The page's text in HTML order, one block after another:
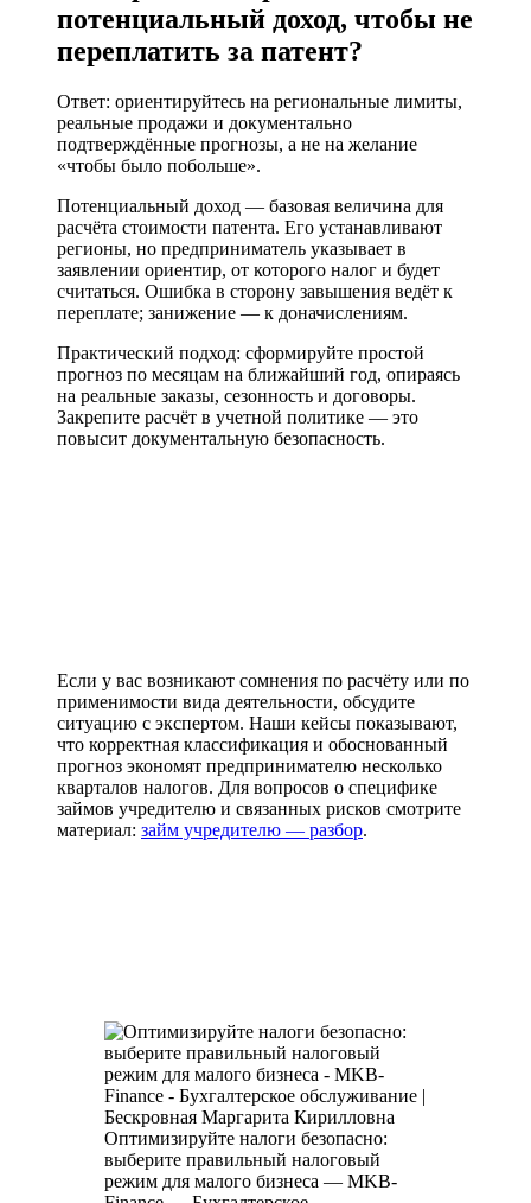
потенциальный доход, чтобы не
переплатить за патент?
Ответ: ориентируйтесь на региональные лимиты,
реальные продажи и документально
подтверждённые прогнозы, а не на желание
«чтобы было побольше».
Потенциальный доход — базовая величина для
расчёта стоимости патента. Его устанавливают
регионы, но предприниматель указывает в
заявлении ориентир, от которого налог и будет
считаться. Ошибка в сторону завышения ведёт к
переплате; занижение — к доначислениям.
Практический подход: сформируйте простой
прогноз по месяцам на ближайший год, опираясь
на реальные заказы, сезонность и договоры.
Закрепите расчёт в учетной политике — это
повысит документальную безопасность.
Если у вас возникают сомнения по расчёту или по
применимости вида деятельности, обсудите
ситуацию с экспертом. Наши кейсы показывают,
что корректная классификация и обоснованный
прогноз экономят предпринимателю несколько
кварталов налогов. Для вопросов о специфике
займов учредителю и связанных рисков смотрите
материал: займ учредителю — разбор.
Оптимизируйте налоги безопасно:
выберите правильный налоговый
режим для малого бизнеса — MKB-